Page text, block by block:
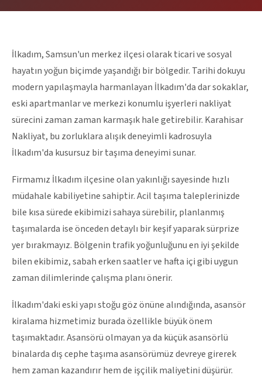
İlkadım, Samsun'un merkez ilçesi olarak ticari ve sosyal
hayatın yoğun biçimde yaşandığı bir bölgedir. Tarihi dokuyu
modern yapılaşmayla harmanlayan İlkadım'da dar sokaklar,
eski apartmanlar ve merkezi konumlu işyerleri nakliyat
sürecini zaman zaman karmaşık hale getirebilir. Karahisar
Nakliyat, bu zorluklara alışık deneyimli kadrosuyla
İlkadım'da kusursuz bir taşıma deneyimi sunar.
Firmamız İlkadım ilçesine olan yakınlığı sayesinde hızlı
müdahale kabiliyetine sahiptir. Acil taşıma taleplerinizde
bile kısa sürede ekibimizi sahaya sürebilir, planlanmış
taşımalarda ise önceden detaylı bir keşif yaparak sürprize
yer bırakmayız. Bölgenin trafik yoğunluğunu en iyi şekilde
bilen ekibimiz, sabah erken saatler ve hafta içi gibi uygun
zaman dilimlerinde çalışma planı önerir.
İlkadım'daki eski yapı stoğu göz önüne alındığında, asansör
kiralama hizmetimiz burada özellikle büyük önem
taşımaktadır. Asansörü olmayan ya da küçük asansörlü
binalarda dış cephe taşıma asansörümüz devreye girerek
hem zaman kazandırır hem de işçilik maliyetini düşürür.